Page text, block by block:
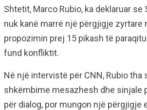
Shtetit, Marco Rubio, ka deklaruar se
nuk kanë marrë një përgjigje zyrtare
propozimin prej 15 pikash të
fund konfliktit.
Në një intervistë për CNN, Rubio tha
shkëmbime mesazhesh dhe sinjale
për dialog, por mungon një përgjigje